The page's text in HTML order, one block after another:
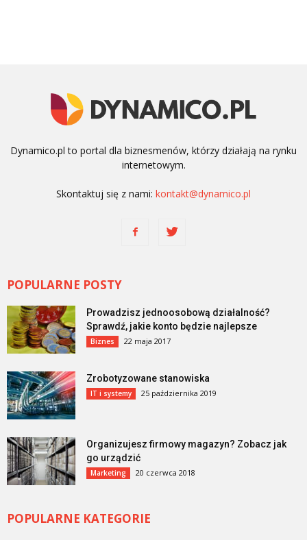
Dynamico.pl to portal dla biznesmenów, którzy działają na rynku
internetowym.
Skontaktuj się z nami: kontakt@dynamico.pl
POPULARNE POSTY
Prowadzisz jednoosobową działalność?
Sprawdź, jakie konto będzie najlepsze
Biznes 22 maja 2017
Zrobotyzowane stanowiska
IT i systemy 25 października 2019
Organizujesz firmowy magazyn? Zobacz jak
go urządzić
Marketing 20 czerwca 2018
POPULARNE KATEGORIE